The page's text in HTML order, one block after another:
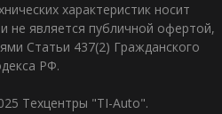
характеристик носит
не является публичной офертой,
Статьи 437(2) Гражданского
РФ.
Техцентры "TI-Auto".